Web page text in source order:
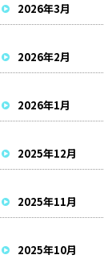
2026年3月
2026年2月
2026年1月
2025年12月
2025年11月
2025年10月